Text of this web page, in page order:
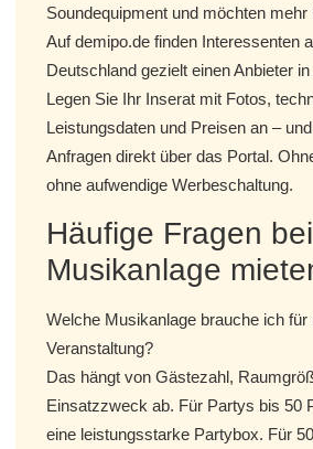
Soundequipment und möchten
Auf demipo.de finden Interessenten
Deutschland gezielt einen Anbieter
Legen Sie Ihr Inserat mit Fotos,
Leistungsdaten und Preisen an –
Anfragen direkt über das Portal.
ohne aufwendige Werbeschaltung.
Häufige Fragen
Musikanlage
Welche Musikanlage brauche ich für
Veranstaltung?
Das hängt von Gästezahl,
Einsatzzweck ab. Für Partys bis 50
eine leistungsstarke Partybox. Für